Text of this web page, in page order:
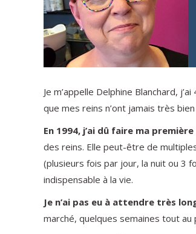
Je m’appelle Delphine Blanchard,
que mes reins n’ont jamais très
En 1994, j’ai dû faire ma
des reins. Elle peut-être de
(plusieurs fois par jour, la nuit ou 3
indispensable à la vie.
Je n’ai pas eu à attendre très
marché, quelques semaines tout au